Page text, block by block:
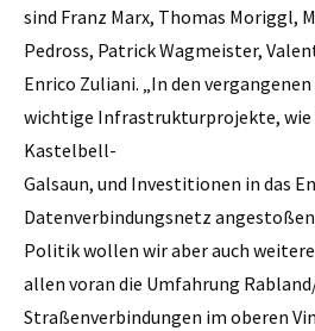
sind Franz Marx, Thomas Moriggl,
Pedross, Patrick Wagmeister,
Enrico Zuliani. „In den
wichtige Infrastrukturprojekte, wie
Kastelbell-
Galsaun, und Investitionen in das
Datenverbindungsnetz
Politik wollen wir aber auch
allen voran die Umfahrung
Straßenverbindungen im oberen